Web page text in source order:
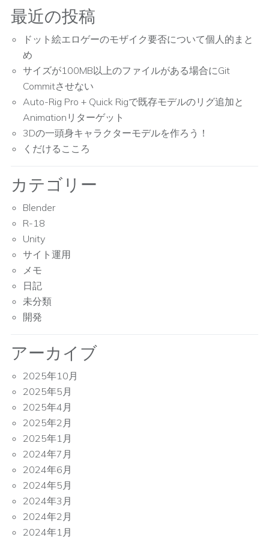
最近の投稿
ドット絵エロゲーのモザイク要否について個人的まと
め
サイズが100MB以上のファイルがある場合にGit
Commitさせない
Auto-Rig Pro + Quick Rigで既存モデルのリグ追加と
Animationリターゲット
3Dの一頭身キャラクターモデルを作ろう！
くだけるこころ
カテゴリー
Blender
R-18
Unity
サイト運用
メモ
日記
未分類
開発
アーカイブ
2025年10月
2025年5月
2025年4月
2025年2月
2025年1月
2024年7月
2024年6月
2024年5月
2024年3月
2024年2月
2024年1月